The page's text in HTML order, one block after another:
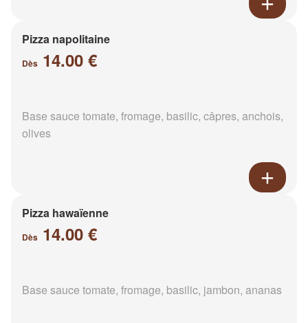
Pizza napolitaine
Dès 14.00 €
Base sauce tomate, fromage, basilic, câpres, anchois,
olives
Pizza hawaïenne
Dès 14.00 €
Base sauce tomate, fromage, basilic, jambon, ananas